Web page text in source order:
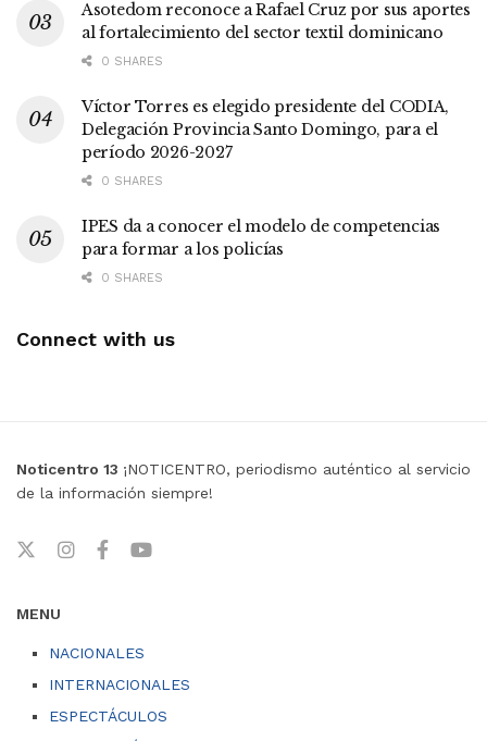
Asotedom reconoce a Rafael Cruz por sus aportes
al fortalecimiento del sector textil dominicano
0 SHARES
Víctor Torres es elegido presidente del CODIA,
Delegación Provincia Santo Domingo, para el
período 2026-2027
0 SHARES
IPES da a conocer el modelo de competencias
para formar a los policías
0 SHARES
Connect with us
Noticentro 13 ¡NOTICENTRO, periodismo auténtico al servicio
de la información siempre!
MENU
NACIONALES
INTERNACIONALES
ESPECTÁCULOS